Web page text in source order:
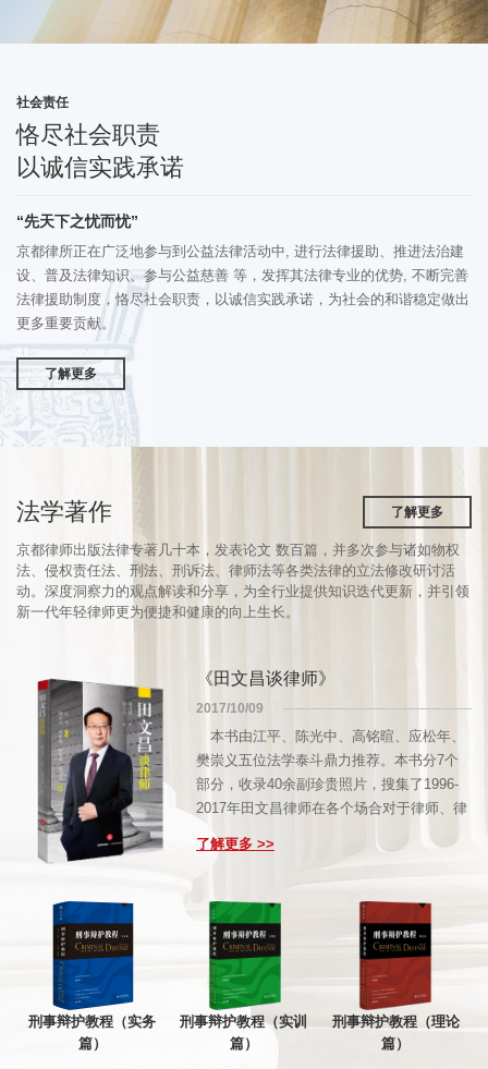
社会责任
恪尽社会职责
以诚信实践承诺
“先天下之忧而忧”
京都律所正在广泛地参与到公益法律活动中, 进行法律援助、推进法治建
设、普及法律知识、参与公益慈善 等，发挥其法律专业的优势, 不断完善
法律援助制度，恪尽社会职责，以诚信实践承诺，为社会的和谐稳定做出
更多重要贡献。
了解更多
法学著作
京都律师出版法律专著几十本，发表论文 数百篇，并多次参与诸如物权
法、侵权责任法、刑法、刑诉法、律师法等各类法律的立法修改研讨活
动。深度洞察力的观点解读和分享，为全行业提供知识迭代更新，并引领
新一代年轻律师更为便捷和健康的向上生长。
了解更多
《田文昌谈律师》
2017/10/09
本书由江平、陈光中、高铭暄、应松年、
樊崇义五位法学泰斗鼎力推荐。本书分7个
部分，收录40余副珍贵照片，搜集了1996-
2017年田文昌律师在各个场合对于律师、律
师制度的演说集。第一部分从职责、定位等
角度讲述何为律师；第二部分从社会使命、
风险等方面讲述律师与刑事辩护；第四部分
从从职业风险等方面讲述了律师业；第五部
分讲述了先贤与后辈；第六部分讲述了其创
立的造梦工厂：京都律师事务所；第七部分
为业务杂谈。
了解更多 >>
刑事辩护教程（实务
篇）
刑事辩护教程（实训
篇）
刑事辩护教程（理论
篇）